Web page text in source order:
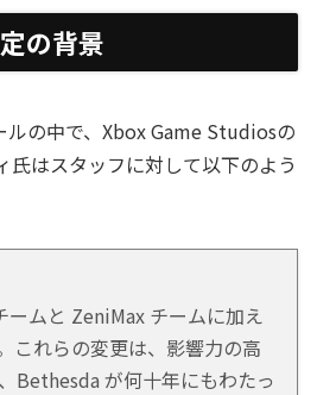
の背景
ルの中で、Xbox Game Studiosの
氏はスタッフに対して以下のよう
ムと ZeniMax チームに加え
これらの変更は、影響力の高
Bethesda が何十年にもわたっ